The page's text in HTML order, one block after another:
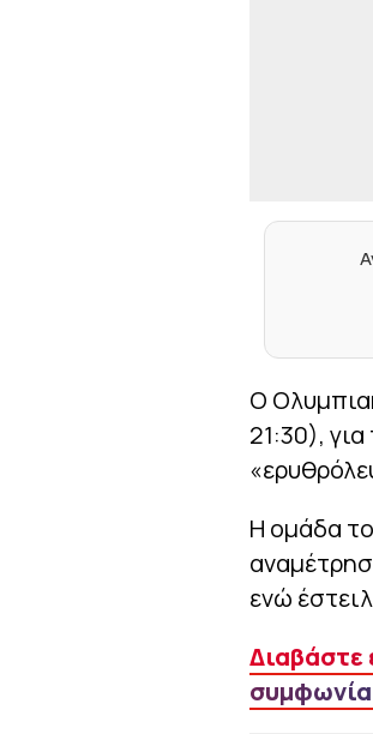
Ο
21:30),
Η ομάδα
ενώ
Διαβάστε